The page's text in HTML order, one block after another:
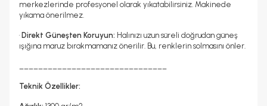
merkezlerinde profesyonel olarak yıkatabilirsiniz. Makinede
yıkama önerilmez.
• Direkt Güneşten Koruyun: Halınızı uzun süreli doğrudan güneş
ışığına maruz bırakmamanız önerilir. Bu, renklerin solmasını önler.
Teknik Özellikler: